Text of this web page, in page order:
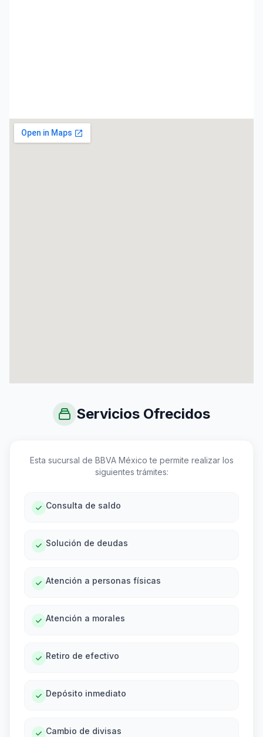
Servicios Ofrecidos
Esta sucursal de BBVA México te permite realizar los
siguientes trámites:
Consulta de saldo
Solución de deudas
Atención a personas físicas
Atención a morales
Retiro de efectivo
Depósito inmediato
Cambio de divisas